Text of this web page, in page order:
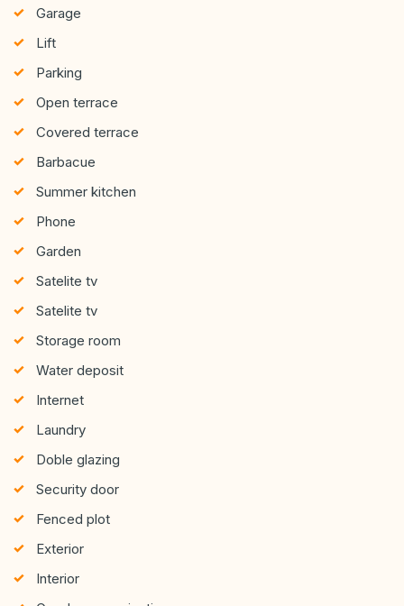
Garage
Lift
Parking
Open terrace
Covered terrace
Barbacue
Summer kitchen
Phone
Garden
Satelite tv
Satelite tv
Storage room
Water deposit
Internet
Laundry
Doble glazing
Security door
Fenced plot
Exterior
Interior